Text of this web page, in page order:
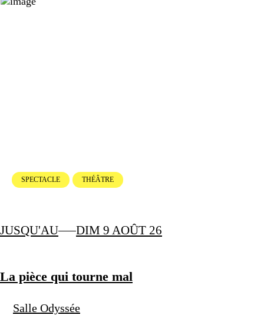
SPECTACLE THÉÂTRE
JUSQU'AU DIM 9 AOÛT 26
La pièce qui tourne mal
Salle Odyssée